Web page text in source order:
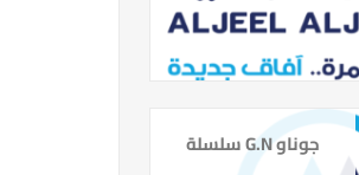
سلسلة G.N جوناو